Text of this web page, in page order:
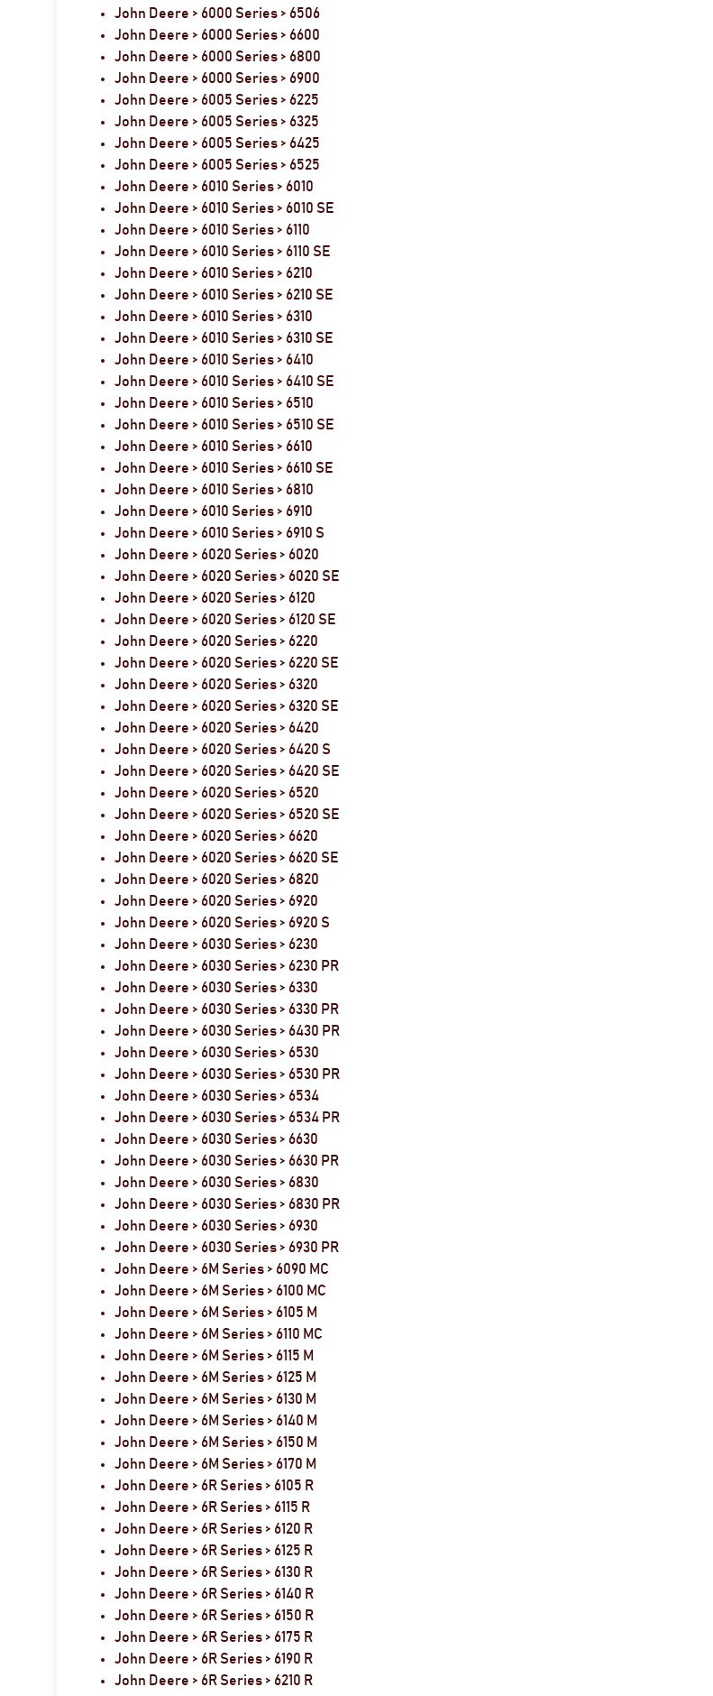
John Deere > 6000 Series > 6506
John Deere > 6000 Series > 6600
John Deere > 6000 Series > 6800
John Deere > 6000 Series > 6900
John Deere > 6005 Series > 6225
John Deere > 6005 Series > 6325
John Deere > 6005 Series > 6425
John Deere > 6005 Series > 6525
John Deere > 6010 Series > 6010
John Deere > 6010 Series > 6010 SE
John Deere > 6010 Series > 6110
John Deere > 6010 Series > 6110 SE
John Deere > 6010 Series > 6210
John Deere > 6010 Series > 6210 SE
John Deere > 6010 Series > 6310
John Deere > 6010 Series > 6310 SE
John Deere > 6010 Series > 6410
John Deere > 6010 Series > 6410 SE
John Deere > 6010 Series > 6510
John Deere > 6010 Series > 6510 SE
John Deere > 6010 Series > 6610
John Deere > 6010 Series > 6610 SE
John Deere > 6010 Series > 6810
John Deere > 6010 Series > 6910
John Deere > 6010 Series > 6910 S
John Deere > 6020 Series > 6020
John Deere > 6020 Series > 6020 SE
John Deere > 6020 Series > 6120
John Deere > 6020 Series > 6120 SE
John Deere > 6020 Series > 6220
John Deere > 6020 Series > 6220 SE
John Deere > 6020 Series > 6320
John Deere > 6020 Series > 6320 SE
John Deere > 6020 Series > 6420
John Deere > 6020 Series > 6420 S
John Deere > 6020 Series > 6420 SE
John Deere > 6020 Series > 6520
John Deere > 6020 Series > 6520 SE
John Deere > 6020 Series > 6620
John Deere > 6020 Series > 6620 SE
John Deere > 6020 Series > 6820
John Deere > 6020 Series > 6920
John Deere > 6020 Series > 6920 S
John Deere > 6030 Series > 6230
John Deere > 6030 Series > 6230 PR
John Deere > 6030 Series > 6330
John Deere > 6030 Series > 6330 PR
John Deere > 6030 Series > 6430 PR
John Deere > 6030 Series > 6530
John Deere > 6030 Series > 6530 PR
John Deere > 6030 Series > 6534
John Deere > 6030 Series > 6534 PR
John Deere > 6030 Series > 6630
John Deere > 6030 Series > 6630 PR
John Deere > 6030 Series > 6830
John Deere > 6030 Series > 6830 PR
John Deere > 6030 Series > 6930
John Deere > 6030 Series > 6930 PR
John Deere > 6M Series > 6090 MC
John Deere > 6M Series > 6100 MC
John Deere > 6M Series > 6105 M
John Deere > 6M Series > 6110 MC
John Deere > 6M Series > 6115 M
John Deere > 6M Series > 6125 M
John Deere > 6M Series > 6130 M
John Deere > 6M Series > 6140 M
John Deere > 6M Series > 6150 M
John Deere > 6M Series > 6170 M
John Deere > 6R Series > 6105 R
John Deere > 6R Series > 6115 R
John Deere > 6R Series > 6120 R
John Deere > 6R Series > 6125 R
John Deere > 6R Series > 6130 R
John Deere > 6R Series > 6140 R
John Deere > 6R Series > 6150 R
John Deere > 6R Series > 6175 R
John Deere > 6R Series > 6190 R
John Deere > 6R Series > 6210 R